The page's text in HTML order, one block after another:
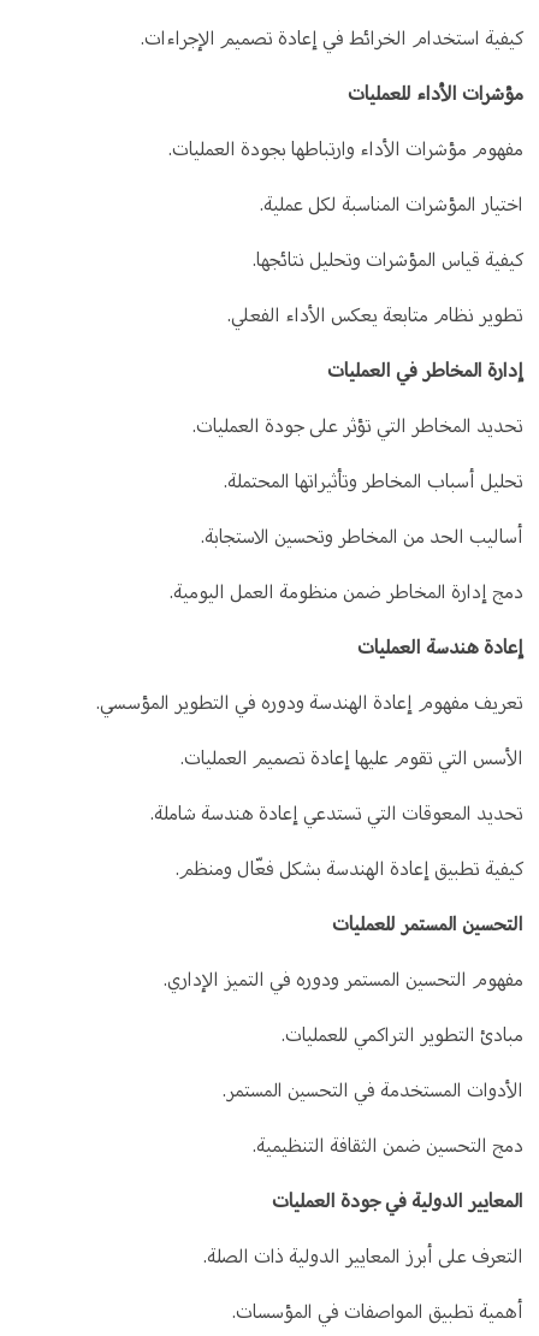
كيفية استخدام الخرائط في إعادة تصميم الإجراءات.
مؤشرات الأداء للعمليات
مفهوم مؤشرات الأداء وارتباطها بجودة العمليات.
اختيار المؤشرات المناسبة لكل عملية.
كيفية قياس المؤشرات وتحليل نتائجها.
تطوير نظام متابعة يعكس الأداء الفعلي.
إدارة المخاطر في العمليات
تحديد المخاطر التي تؤثر على جودة العمليات.
تحليل أسباب المخاطر وتأثيراتها المحتملة.
أساليب الحد من المخاطر وتحسين الاستجابة.
دمج إدارة المخاطر ضمن منظومة العمل اليومية.
إعادة هندسة العمليات
تعريف مفهوم إعادة الهندسة ودوره في التطوير المؤسسي.
الأسس التي تقوم عليها إعادة تصميم العمليات.
تحديد المعوقات التي تستدعي إعادة هندسة شاملة.
كيفية تطبيق إعادة الهندسة بشكل فعّال ومنظم.
التحسين المستمر للعمليات
مفهوم التحسين المستمر ودوره في التميز الإداري.
مبادئ التطوير التراكمي للعمليات.
الأدوات المستخدمة في التحسين المستمر.
دمج التحسين ضمن الثقافة التنظيمية.
المعايير الدولية في جودة العمليات
التعرف على أبرز المعايير الدولية ذات الصلة.
أهمية تطبيق المواصفات في المؤسسات.